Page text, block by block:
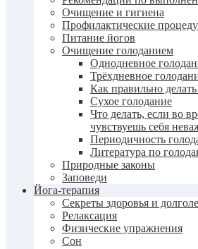
Очищение и гигиена
Профилактические
Питание йогов
Очищение голоданием
Однодневное
Трёхдневное
Как правильно
Сухое голодание
Что делать, если во
чувствуешь себя
Периодичность
Литература по
Природные законы
Заповеди
Йога-терапия
Секреты здоровья и
Релаксация
Физические упражнения
Сон